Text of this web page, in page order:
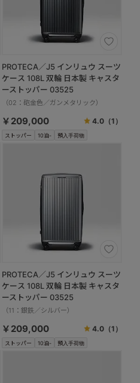
ストッパー 10泊- 預入手荷物
PROTECA／J5 インリュウ スーツ
ケース 108L 双輪 日本製 キャスタ
ーストッパー 03525
（02：砲金色／ガンメタリック）
￥209,000 4.0 （1）
ストッパー 10泊- 預入手荷物
PROTECA／J5 インリュウ スーツ
ケース 108L 双輪 日本製 キャスタ
ーストッパー 03525
（11：銀鉄／シルバー）
￥209,000 4.0 （1）